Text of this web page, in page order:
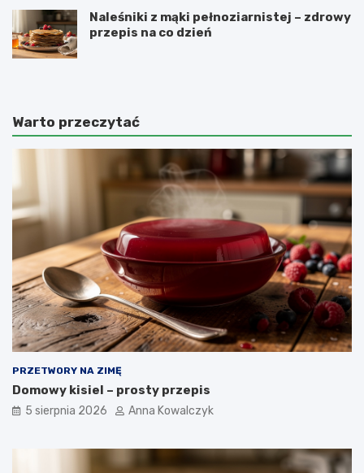
Naleśniki z mąki pełnoziarnistej – zdrowy
przepis na co dzień
Warto przeczytać
PRZETWORY NA ZIMĘ
Domowy kisiel – prosty przepis
5 sierpnia 2026 Anna Kowalczyk